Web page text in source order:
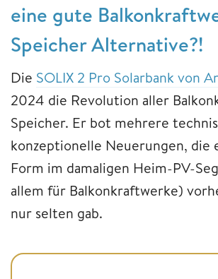
eine gute
Speicher Alternative?!
Die SOLIX 2 Pro Solarbank von
2024 die Revolution aller
Speicher. Er bot mehrere
konzeptionelle Neuerungen, die
Form im damaligen Heim-PV-
allem für Balkonkraftwerke)
nur selten gab.